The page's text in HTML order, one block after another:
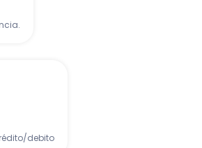
debito